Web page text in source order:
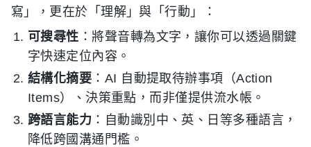
寫」，更在於「理解」與「行動」：
可搜尋性 ：將聲音轉為文字，讓你可以透過關鍵
字快速定位內容。
結構化摘要 ：AI 自動提取待辦事項（Action
Items）、決策重點，而非僅提供流水帳。
跨語言能力 ：自動識別中、英、日等多種語言，
降低跨國溝通門檻。